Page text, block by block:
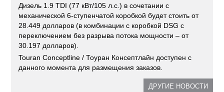
Дизель 1.9 TDI (77 кВт/105 л.с.) в сочетании с
механической 6-ступенчатой коробкой будет стоить от
28.449 долларов (в комбинации с коробкой DSG с
переключением без разрыва потока мощности – от
30.197 долларов).
Touran Conceptline / Тоуран Консептлайн доступен с
данного момента для размещения заказов.
ДРУГИЕ НОВОСТИ